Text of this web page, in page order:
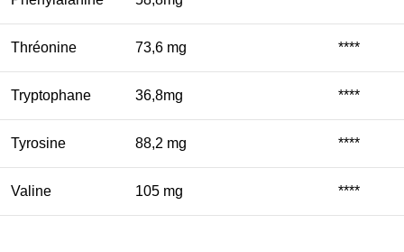
Thréonine 73,6 mg ****
Tryptophane 36,8mg ****
Tyrosine 88,2 mg ****
Valine 105 mg ****